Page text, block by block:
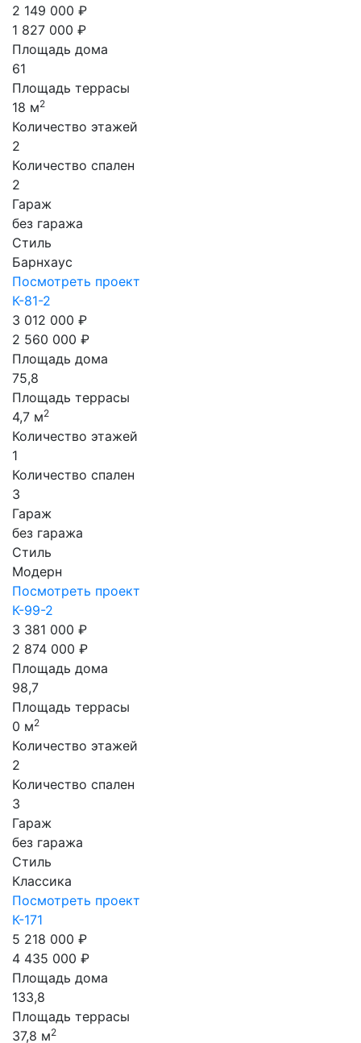
2 149 000 ₽
1 827 000 ₽
Площадь дома
61
Площадь террасы
18 м2
Количество этажей
2
Количество спален
2
Гараж
без гаража
Стиль
Барнхаус
Посмотреть проект
К-81-2
3 012 000 ₽
2 560 000 ₽
Площадь дома
75,8
Площадь террасы
4,7 м2
Количество этажей
1
Количество спален
3
Гараж
без гаража
Стиль
Модерн
Посмотреть проект
К-99-2
3 381 000 ₽
2 874 000 ₽
Площадь дома
98,7
Площадь террасы
0 м2
Количество этажей
2
Количество спален
3
Гараж
без гаража
Стиль
Классика
Посмотреть проект
К-171
5 218 000 ₽
4 435 000 ₽
Площадь дома
133,8
Площадь террасы
37,8 м2